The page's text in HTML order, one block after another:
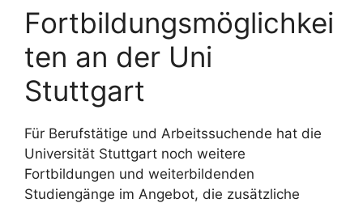
Fortbildungsmöglichkei
ten an der Uni
Stuttgart
Für Berufstätige und Arbeitssuchende hat die
Universität Stuttgart noch weitere
Fortbildungen und weiterbildenden
Studiengänge im Angebot, die zusätzliche